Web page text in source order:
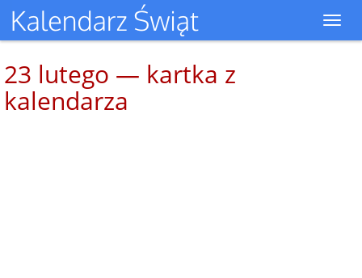
23 lutego — kartka z
kalendarza